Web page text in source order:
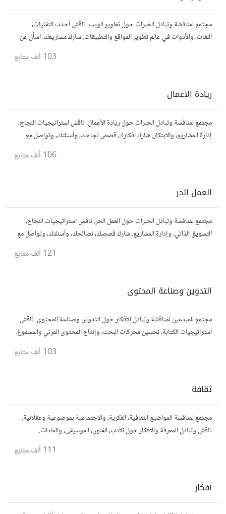
مجتمع لمناقشة وتبادل الخبرات حول تطوير الويب. ناقش أحدث التقنيات،
اللغات، والأدوات في عالم تطوير المواقع والتطبيقات. شارك مشاريعك، اسأل عن
103 ألف متابع
ريادة الأعمال
مجتمع لمناقشة وتبادل الخبرات حول ريادة الأعمال. ناقش استراتيجيات النجاح،
إدارة المشاريع، والابتكار. شارك أفكارك، قصص نجاحك، وأسئلتك، وتواصل مع
106 ألف متابع
العمل الحر
مجتمع لمناقشة وتبادل الخبرات حول العمل الحر. ناقش استراتيجيات النجاح،
التسويق الذاتي، وإدارة المشاريع. شارك قصصك، نصائحك، وأسئلتك، وتواصل مع
121 ألف متابع
التدوين وصناعة المحتوى
مجتمع للمبدعين لمناقشة وتبادل الأفكار حول التدوين وصناعة المحتوى. ناقش
استراتيجيات الكتابة، تحسين محركات البحث، وإنتاج المحتوى المرئي والمسموع.
103 ألف متابع
ثقافة
مجتمع لمناقشة المواضيع الثقافية، الفكرية، والاجتماعية بموضوعية وعقلانية.
ناقش وتبادل المعرفة والأفكار حول الأدب، الفنون، الموسيقى، والعادات.
111 ألف متابع
أفكار